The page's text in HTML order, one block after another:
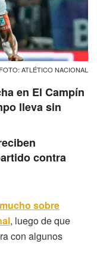
FOTO: ATLÉTICO NACIONAL
en El Campín
lleva sin
contra
sobre
, luego de que
con algunos